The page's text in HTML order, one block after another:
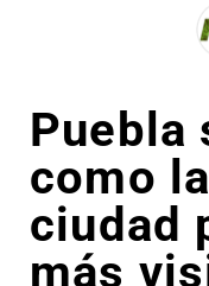
Puebla
como
ciudad
más